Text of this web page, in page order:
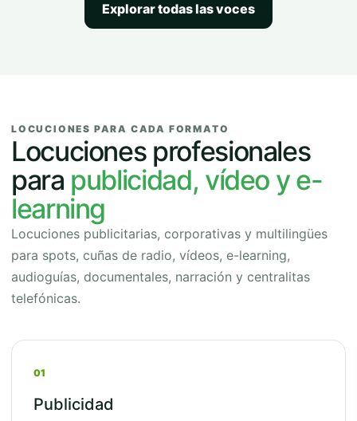
Explorar todas las voces
LOCUCIONES PARA CADA FORMATO
Locuciones profesionales
para publicidad, vídeo y e-
learning
Locuciones publicitarias, corporativas y multilingües
para spots, cuñas de radio, vídeos, e-learning,
audioguías, documentales, narración y centralitas
telefónicas.
01
Publicidad